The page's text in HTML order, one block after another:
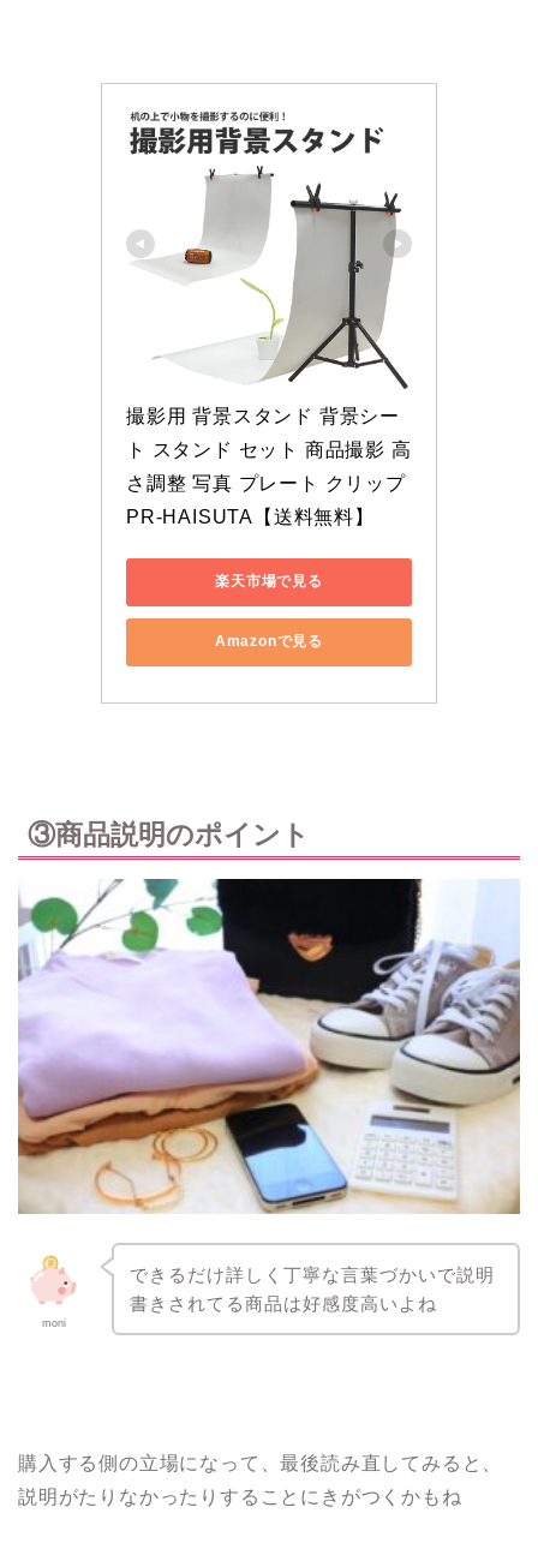
撮影用 背景スタンド 背景シー
ト スタンド セット 商品撮影 高
さ調整 写真 プレート クリップ
PR-HAISUTA【送料無料】
楽天市場で見る
Amazonで見る
③商品説明のポイント
moni
できるだけ詳しく丁寧な言葉づかいで説明
書きされてる商品は好感度高いよね
購入する側の立場になって、最後読み直してみると、
説明がたりなかったりすることにきがつくかもね